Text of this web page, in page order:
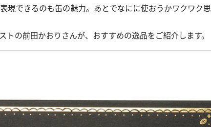
できるのも缶の魅力。あとでなにに使おうかワクワク
の前田かおりさんが、おすすめの逸品をご紹介します。